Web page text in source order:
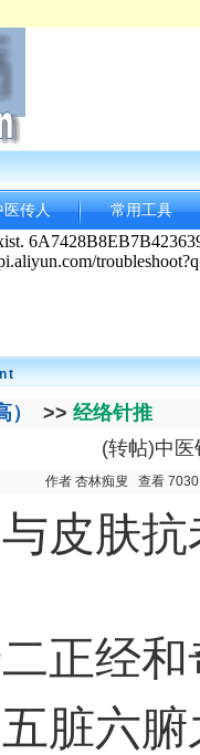
医传人 常用工具
>> 经络针推
(转帖)中
作者 杏林痴叟 查看
皮肤抗
经和
脏六